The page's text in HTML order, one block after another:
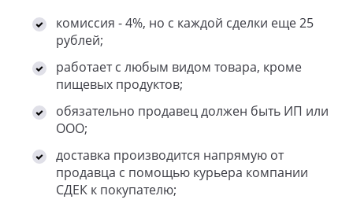
комиссия - 4%, но с каждой сделки еще 25
рублей;
работает с любым видом товара, кроме
пищевых продуктов;
обязательно продавец должен быть ИП или
ООО;
доставка производится напрямую от
продавца с помощью курьера компании
СДЕК к покупателю;